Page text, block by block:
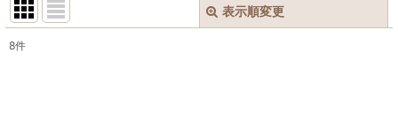
表示順変更
8件